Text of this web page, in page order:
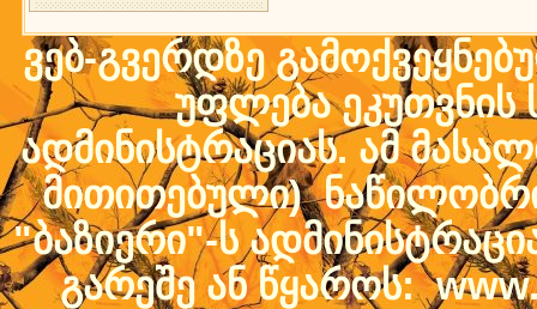
ვებ-გვერდზე
უფლება ეკუთვნის
ადმინისტრაციას. ამ
მითითებული)
"ბაზიერი"-ს
გარეშე ან წყაროს: